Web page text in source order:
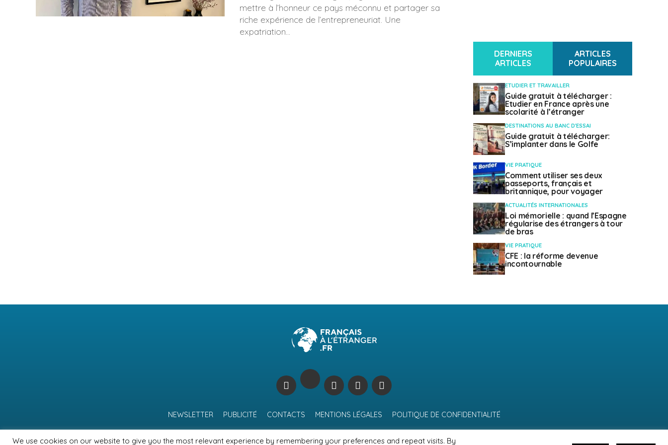
mettre à l’honneur ce pays méconnu et partager sa
riche expérience de l’entrepreneuriat. Une
expatriation...
DERNIERS
ARTICLES
ARTICLES
POPULAIRES
ETUDIER ET TRAVAILLER
Guide gratuit à télécharger :
Etudier en France après une
scolarité à l’étranger
DESTINATIONS AU BANC D'ESSAI
Guide gratuit à télécharger:
S’implanter dans le Golfe
VIE PRATIQUE
Comment utiliser ses deux
passeports, français et
britannique, pour voyager
ACTUALITÉS INTERNATIONALES
Loi mémorielle : quand l’Espagne
régularise des étrangers à tour
de bras
VIE PRATIQUE
CFE : la réforme devenue
incontournable
NEWSLETTER PUBLICITÉ CONTACTS MENTIONS LÉGALES POLITIQUE DE CONFIDENTIALITÉ
We use cookies on our website to give you the most relevant experience by remembering your preferences and repeat visits. By